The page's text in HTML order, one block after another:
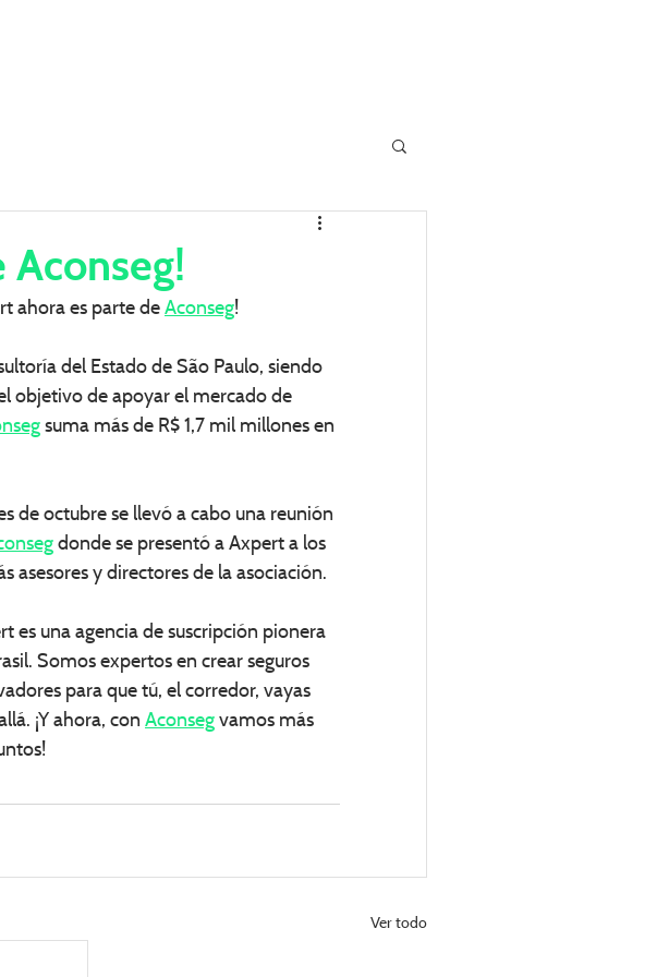
Aconseg!
ahora es parte de Aconseg!
del Estado de São Paulo, siendo
objetivo de apoyar el mercado de
suma más de R$ 1,7 mil millones en
de octubre se llevó a cabo una reunión
donde se presentó a Axpert a los
asesores y directores de la asociación.
es una agencia de suscripción pionera
Somos expertos en crear seguros
para que tú, el corredor, vayas
¡Y ahora, con Aconseg vamos más
Ver todo